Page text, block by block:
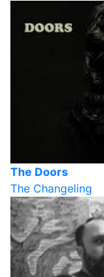
The Doors
The Changeling